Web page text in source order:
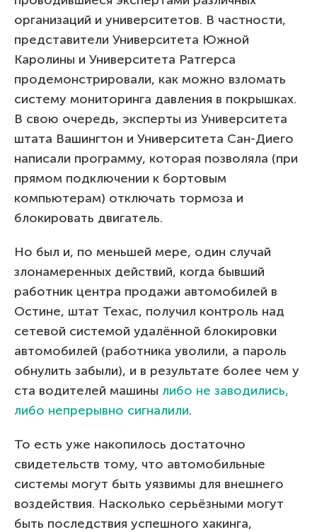
организаций и университетов. В частности,
представители Университета Южной
Каролины и Университета Ратгерса
продемонстрировали, как можно взломать
систему мониторинга давления в покрышках.
В свою очередь, эксперты из Университета
штата Вашингтон и Университета Сан-Диего
написали программу, которая позволяла (при
прямом подключении к бортовым
компьютерам) отключать тормоза и
блокировать двигатель.
Но был и, по меньшей мере, один случай
злонамеренных действий, когда бывший
работник центра продажи автомобилей в
Остине, штат Техас, получил контроль над
сетевой системой удалённой блокировки
автомобилей (работника уволили, а пароль
обнулить забыли), и в результате более чем у
ста водителей машины либо не заводились,
либо непрерывно сигналили.
То есть уже накопилось достаточно
свидетельств тому, что автомобильные
системы могут быть уязвимы для внешнего
воздействия. Насколько серьёзными могут
быть последствия успешного хакинга,